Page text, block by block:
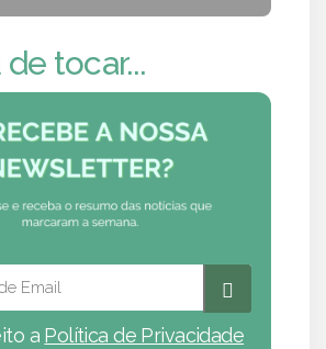
tocar...
a Política de Privacidade